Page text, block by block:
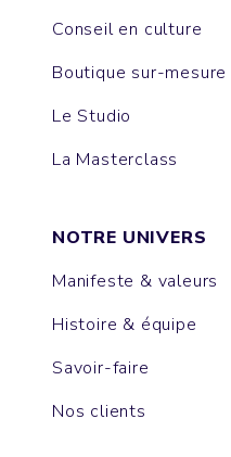
Conseil en culture
Boutique sur-mesure
Le Studio
La Masterclass
NOTRE UNIVERS
Manifeste & valeurs
Histoire & équipe
Savoir-faire
Nos clients